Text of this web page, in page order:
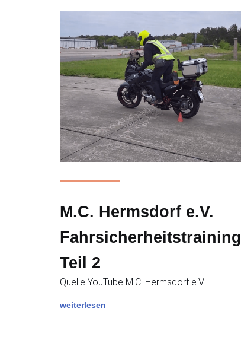
M.C. Hermsdorf e.V.
Fahrsicherheitstraining
Teil 2
Quelle YouTube M.C. Hermsdorf e.V.
weiterlesen